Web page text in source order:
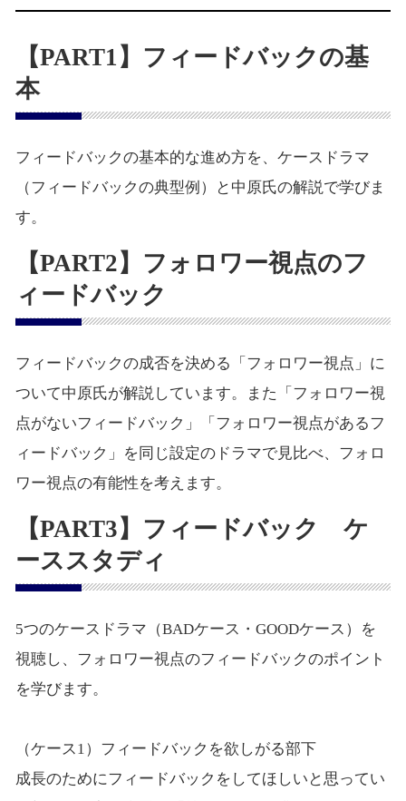
【PART1】フィードバックの基
本
フィードバックの基本的な進め方を、ケースドラマ
（フィードバックの典型例）と中原氏の解説で学びま
す。
【PART2】フォロワー視点のフ
ィードバック
フィードバックの成否を決める「フォロワー視点」に
ついて中原氏が解説しています。また「フォロワー視
点がないフィードバック」「フォロワー視点があるフ
ィードバック」を同じ設定のドラマで見比べ、フォロ
ワー視点の有能性を考えます。
【PART3】フィードバック ケ
ーススタディ
5つのケースドラマ（BADケース・GOODケース）を
視聴し、フォロワー視点のフィードバックのポイント
を学びます。
（ケース1）フィードバックを欲しがる部下
成長のためにフィードバックをしてほしいと思ってい